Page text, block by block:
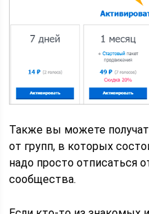
Также вы можете
от групп, в которых
надо просто отписаться
сообщества.